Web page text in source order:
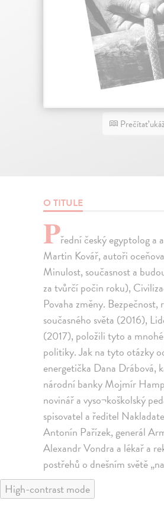
Prečítať
O TITULE
Přední český egyptolog a
Martin Kovář, autoři
Minulost, současnost a
za tvůrčí počin roku),
Povaha změny.
současného světa (2016),
(2017), položili tyto a
politiky. Jak na tyto otázky
energetička Dana Drábová,
národní banky Mojmír
novinář a vyso¬koškolský
spisovatel a ředitel
Antonín Pařízek, generál
Alexandr Vondra a lékař a
postřehů o dnešním světě
High-contrast mode